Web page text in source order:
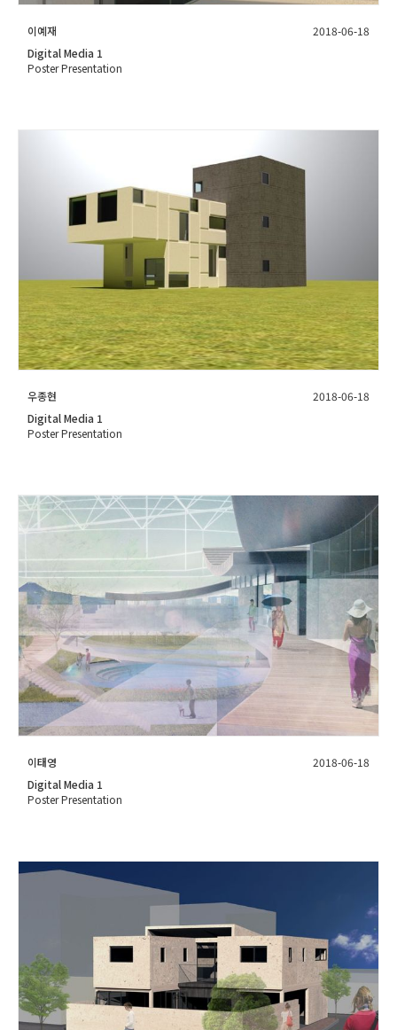
이예재
2018-06-18
Digital Media 1
Poster Presentation
우종현
2018-06-18
Digital Media 1
Poster Presentation
이태영
2018-06-18
Digital Media 1
Poster Presentation